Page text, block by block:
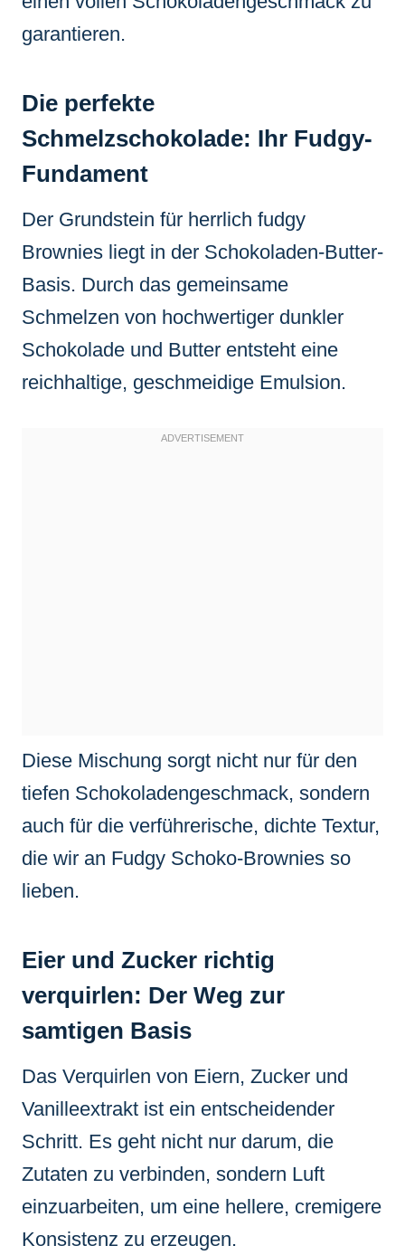
garantieren.
Die perfekte
Schmelzschokolade: Ihr Fudgy-
Fundament
Der Grundstein für herrlich fudgy
Brownies liegt in der Schokoladen-Butter-
Basis. Durch das gemeinsame
Schmelzen von hochwertiger dunkler
Schokolade und Butter entsteht eine
reichhaltige, geschmeidige Emulsion.
Diese Mischung sorgt nicht nur für den
tiefen Schokoladengeschmack, sondern
auch für die verführerische, dichte Textur,
die wir an Fudgy Schoko-Brownies so
lieben.
Eier und Zucker richtig
verquirlen: Der Weg zur
samtigen Basis
Das Verquirlen von Eiern, Zucker und
Vanilleextrakt ist ein entscheidender
Schritt. Es geht nicht nur darum, die
Zutaten zu verbinden, sondern Luft
einzuarbeiten, um eine hellere, cremigere
Konsistenz zu erzeugen.